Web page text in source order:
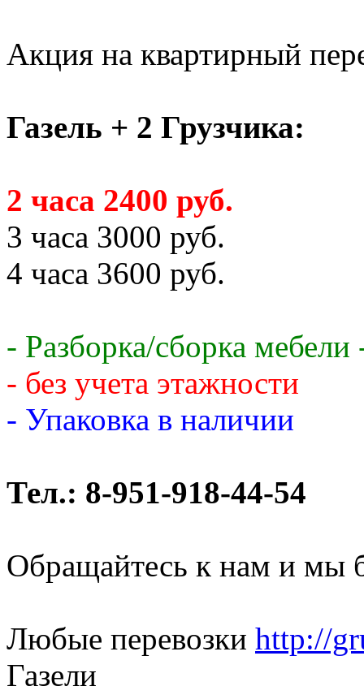
Акция на квартирный
Газель + 2 Грузчика:
2 часа 2400 руб.
3 часа 3000 руб.
4 часа 3600 руб.
- Разборка/сборка мебели
- без учета этажности
- Упаковка в наличии
Тел.: 8-951-918-44-54
Обращайтесь к нам и мы
Любые перевозки http://
Газели